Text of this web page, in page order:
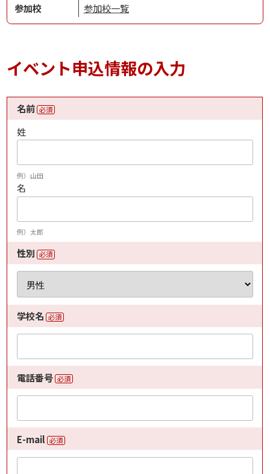
参加校 参加校一覧
イベント申込情報の入力
名前 必須
姓
例）山田
名
例）太郎
性別 必須
学校名 必須
電話番号 必須
E-mail 必須